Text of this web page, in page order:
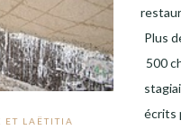
LAËTITIA
Plus
500
écrits